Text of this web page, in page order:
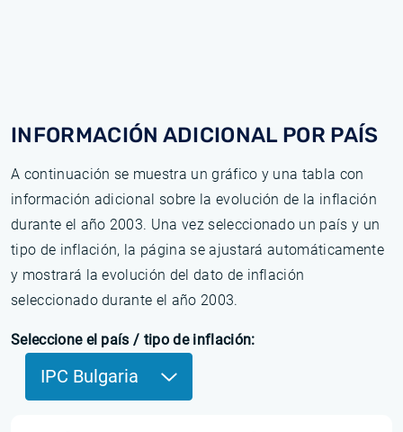
INFORMACIÓN ADICIONAL POR PAÍS
A continuación se muestra un gráfico y una tabla con
información adicional sobre la evolución de la inflación
durante el año 2003. Una vez seleccionado un país y un
tipo de inflación, la página se ajustará automáticamente
y mostrará la evolución del dato de inflación
seleccionado durante el año 2003.
Seleccione el país / tipo de inflación:
IPC Bulgaria